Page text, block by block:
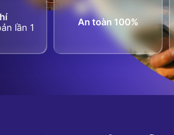
lần 1
An toàn 100%